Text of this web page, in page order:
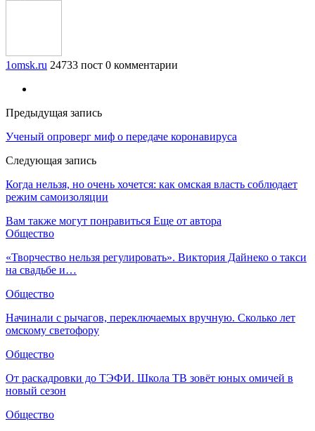
1omsk.ru 24733 пост 0 комментарии
Предыдущая запись
Ученый опроверг миф о передаче коронавируса
Следующая запись
Когда нельзя, но очень хочется: как омская власть соблюдает
режим самоизоляции
Вам также могут понравиться Еще от автора
Общество
«Творчество нельзя регулировать». Виктория Дайнеко о такси
на свадьбе и…
Общество
Начинали с рычагов, переключаемых вручную. Сколько лет
омскому светофору
Общество
От раскадровки до ТЭФИ. Школа ТВ зовёт юных омичей в
новый сезон
Общество